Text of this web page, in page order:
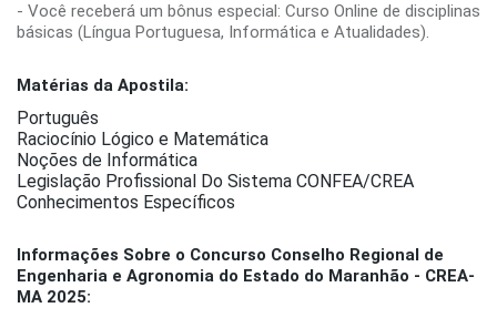
- Você receberá um bônus especial: Curso Online de disciplinas
básicas (Língua Portuguesa, Informática e Atualidades).
Matérias da Apostila:
Português
Raciocínio Lógico e Matemática
Noções de Informática
Legislação Profissional Do Sistema CONFEA/CREA
Conhecimentos Específicos
Informações Sobre o Concurso Conselho Regional de
Engenharia e Agronomia do Estado do Maranhão - CREA-
MA 2025: